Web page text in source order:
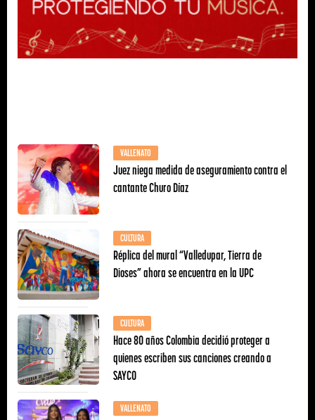
VALLENATO
Juez niega medida de aseguramiento contra el
cantante Churo Díaz
CULTURA
Réplica del mural “Valledupar, Tierra de
Dioses” ahora se encuentra en la UPC
CULTURA
Hace 80 años Colombia decidió proteger a
quienes escriben sus canciones creando a
SAYCO
VALLENATO